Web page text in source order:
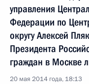
управления
Федерации по
округу Алексей
Президента
граждан в Москве
20 мая 2014 года, 18:13